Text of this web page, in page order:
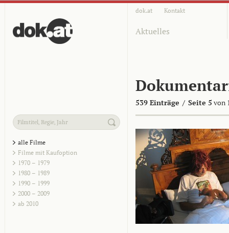
dok.at Kontakt
Aktuelles
539 Einträge / Seite 5 von
alle Filme
Filme mit Kaufoption
1970 – 1979
1980 – 1989
1990 – 1999
2000 – 2009
ab 2010